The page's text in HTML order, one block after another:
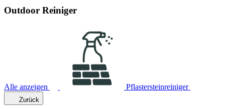
Outdoor Reiniger
Alle anzeigen Pflastersteinreiniger
Zurück